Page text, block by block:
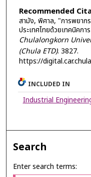
Recommended
สามัง, พิศาล, "การพยาก
ประเทศไทยด้วยเทคนิคก
Chulalongkorn
(Chula ETD). 3827.
https://
INCLUDED IN
Industrial
Search
Enter search terms: